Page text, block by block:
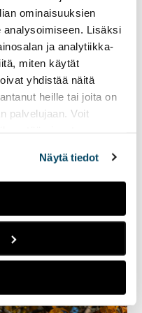
ominaisuuksien
Lisäksi
ja analytiikka-
miten käytät
yhdistää näitä
heille tai joita on
palvelujaan. Voit
Näytä tiedot
yksi pieni keidas
Marila